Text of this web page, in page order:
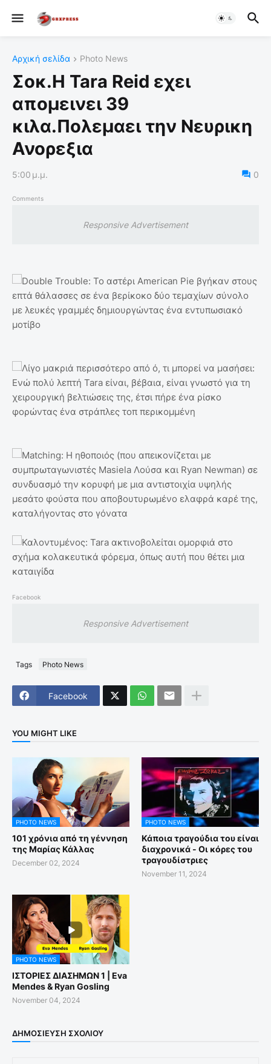
Αρχική σελίδα Photo News
Σοκ.Η Tara Reid εχει
απομεινει 39
κιλα.Πολεμαει την Νευρικη
Ανορεξια
5:00 μ.μ. 0
Comments
Responsive Advertisement
Facebook
Responsive Advertisement
Tags Photo News
Facebook
YOU MIGHT LIKE
PHOTO NEWS
101 χρόνια από τη γέννηση
της Μαρίας Κάλλας
December 02, 2024
PHOTO NEWS
Κάποια τραγούδια του είναι
διαχρονικά - Οι κόρες του
τραγουδίστριες
November 11, 2024
PHOTO NEWS
ΙΣΤΟΡΙΕΣ ΔΙΑΣΗΜΩΝ 1 | Eva
Mendes & Ryan Gosling
November 04, 2024
ΔΗΜΟΣΊΕΥΣΗ ΣΧΟΛΊΟΥ